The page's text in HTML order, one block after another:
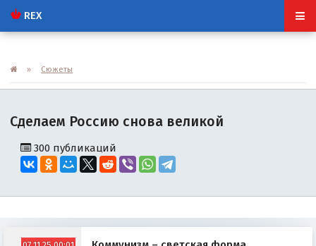
REX
» Сюжеты
Сделаем Россию снова великой
300 публикаций